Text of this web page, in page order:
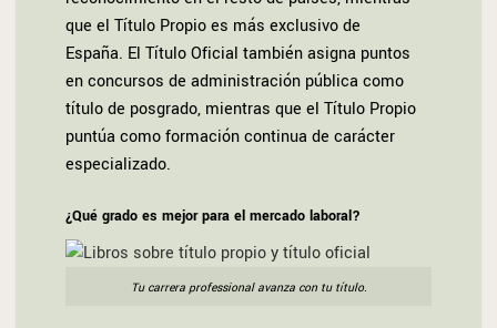
que el Título Propio es más exclusivo de
España. El Título Oficial también asigna puntos
en concursos de administración pública como
título de posgrado, mientras que el Título Propio
puntúa como formación continua de carácter
especializado.
¿Qué grado es mejor para el mercado laboral?
Tu carrera professional avanza con tu título.